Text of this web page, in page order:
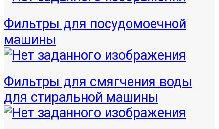
Фильтры для посудомоечной
машины
Фильтры для смягчения воды
для стиральной машины